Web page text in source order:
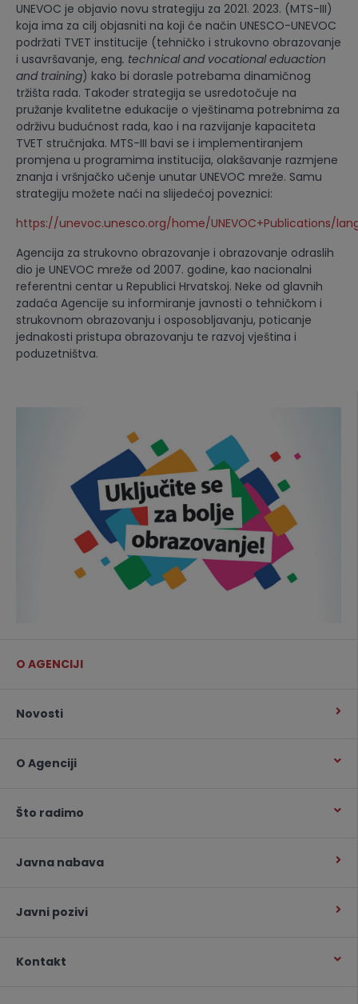
UNEVOC je objavio novu strategiju za 2021. 2023. (MTS-III)
koja ima za cilj objasniti na koji će način UNESCO-UNEVOC
podržati TVET institucije (tehničko i strukovno obrazovanje
i usavršavanje, eng. technical and vocational eduaction
and training) kako bi dorasle potrebama dinamičnog
tržišta rada. Također strategija se usredotočuje na
pružanje kvalitetne edukacije o vještinama potrebnima za
održivu budućnost rada, kao i na razvijanje kapaciteta
TVET stručnjaka. MTS-III bavi se i implementiranjem
promjena u programima institucija, olakšavanje razmjene
znanja i vršnjačko učenje unutar UNEVOC mreže. Samu
strategiju možete naći na slijedećoj poveznici:
https://unevoc.unesco.org/home/UNEVOC+Publications/
Agencija za strukovno obrazovanje i obrazovanje odraslih
dio je UNEVOC mreže od 2007. godine, kao nacionalni
referentni centar u Republici Hrvatskoj. Neke od glavnih
zadaća Agencije su informiranje javnosti o tehničkom i
strukovnom obrazovanju i osposobljavanju, poticanje
jednakosti pristupa obrazovanju te razvoj vještina i
poduzetništva.
O AGENCIJI
Novosti
O Agenciji
Što radimo
Javna nabava
Javni pozivi
Kontakt